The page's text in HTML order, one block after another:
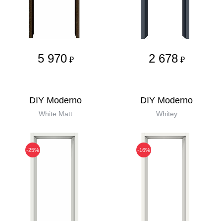
5 970 ₽ 2 678 ₽
DIY Moderno
White Matt
-25%
DIY Moderno
Whitey
-16%